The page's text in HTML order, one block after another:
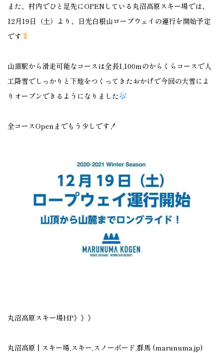
また、村内でひと足先にOPENしている丸沼高原スキー場では、
12月19日（土）より、日光白根山ロープウェイの運行を開始予定
です
山頂駅から滑走可能なコースは全長1,100mのからくらコースで人
工降雪でしっかりと下地をつくってきたおかげで今回の大雪によ
りオープンできるようになりました
全コースOpenまでもう少しです！
丸沼高原スキー場HP》》》
丸沼高原 | スキー場,スキー,スノーボード,群馬 (marunuma.jp)